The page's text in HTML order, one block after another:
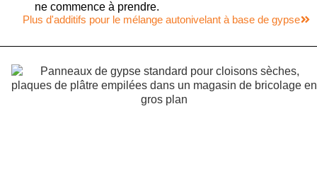
ne commence à prendre.
Plus d'additifs pour le mélange autonivelant à base de gypse